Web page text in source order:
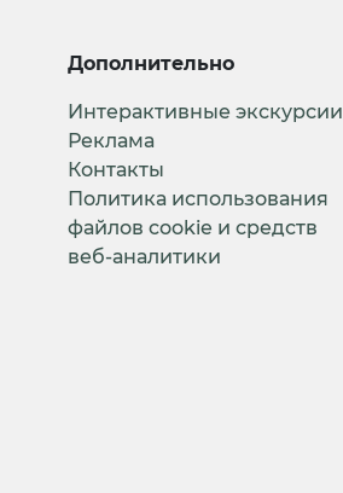
Дополнительно
Интерактивные экскурсии
Реклама
Контакты
Политика использования
файлов cookie и средств
веб-аналитики